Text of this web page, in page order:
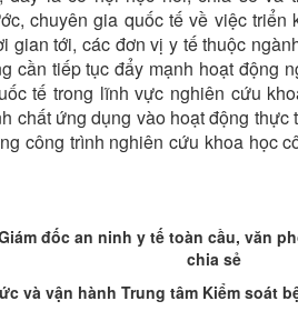
chuyên gia quốc tế về việc
gian tới, các đơn vị y tế thuộc
cần tiếp tục đẩy mạnh hoạt động
tế trong lĩnh vực nghiên cứu
chất ứng dụng vào hoạt động
công trình nghiên cứu khoa học
đốc an ninh y tế toàn cầu, văn
chia sẻ
và vận hành Trung tâm Kiểm soát